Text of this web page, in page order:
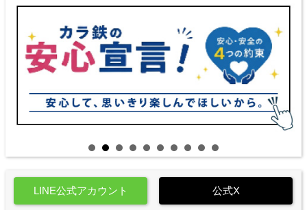
LINE公式アカウント 公式X